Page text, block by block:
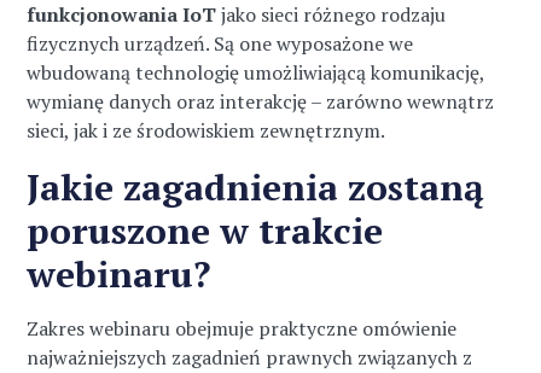
funkcjonowania IoTjako sieci różnego rodzaju
fizycznych urządzeń. Są one wyposażone we
wbudowaną technologię umożliwiającą komunikację,
wymianę danych oraz interakcję – zarówno wewnątrz
sieci, jak i ze środowiskiem zewnętrznym.
Jakie zagadnienia zostaną
poruszone w trakcie
webinaru?
Zakres webinaru obejmuje praktyczne omówienie
najważniejszych zagadnień prawnych związanych z